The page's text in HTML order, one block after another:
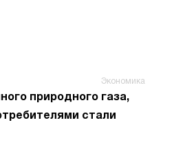
Экономика
природного газа,
стали